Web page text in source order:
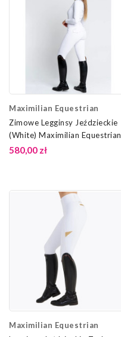
Maximilian Equestrian
Zimowe Legginsy Jeździeckie
(White) Maximilian Equestrian
580,00 zł
Maximilian Equestrian